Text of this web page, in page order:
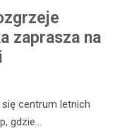
zaprasza na
centrum letnich
gdzie…